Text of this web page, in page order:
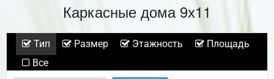
Каркасные дома 9х11
Тип Размер Этажность
Площадь
Все